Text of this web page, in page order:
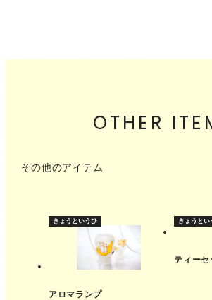
OTHER
その他のアイテム
きょうというひ
アロマランプ
きょうとい
ティーセ